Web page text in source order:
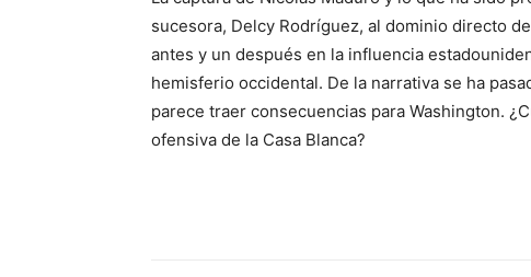
sucesora, Delcy Rodríguez, al dominio directo
antes y un después en la influencia
hemisferio occidental. De la narrativa se ha
parece traer consecuencias para Washington.
ofensiva de la Casa Blanca?